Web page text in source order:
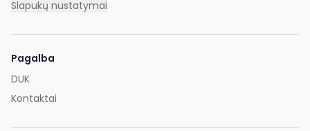
Slapukų nustatymai
Pagalba
DUK
Kontaktai